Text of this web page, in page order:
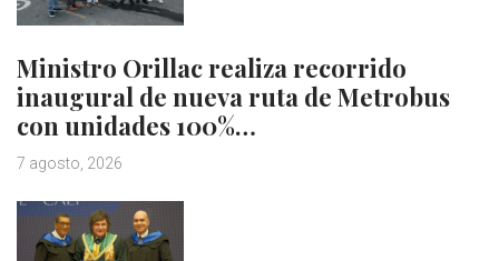
Ministro Orillac realiza recorrido
inaugural de nueva ruta de Metrobus
con unidades 100%…
7 agosto, 2026